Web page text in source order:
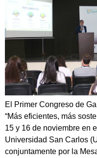
El Primer Congreso de
“Más eficientes, más
15 y 16 de noviembre en
Universidad San Carlos
conjuntamente por la